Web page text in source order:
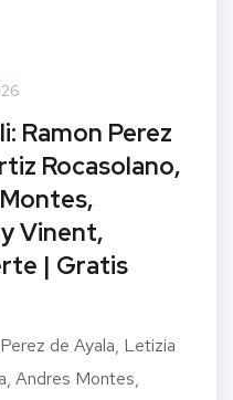
Ramon Perez
Rocasolano,
Vinent,
| Gratis
de Ayala, Letizia
Andres Montes,